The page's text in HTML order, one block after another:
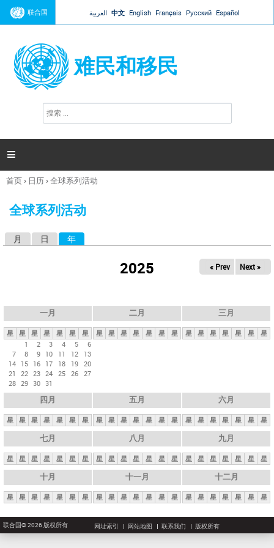
Jump to navigation
联合国 العربية 中文 English Français Русский Español
难民和移民
搜
索

你
这
首页› 日历›全球系列活动
全球系列活动
月 日 年
2025 « Prev Next »
一月
星 星 星 星 星 星
星
1
2 3 4 5
6
7
8 9 10 11 12
13
14 15 16 17 18 19 20
21
22 23 24 25 26 27
28 29 30 31
二月
星 星 星 星 星 星 星
三月
星 星 星 星 星 星 星
四月
星 星 星 星 星 星 星
五月
星 星 星 星 星 星 星
六月
星 星 星 星 星 星 星
七月
星 星 星 星 星 星 星
八月
星 星 星 星 星 星 星
九月
星 星 星 星 星 星 星
十月
星 星 星 星 星 星 星
十一月
星 星 星 星 星 星 星
十二月
星 星 星 星 星 星 星
联合国© 2026 版权所有 网址索引 网站地图 联系我们 版权所有